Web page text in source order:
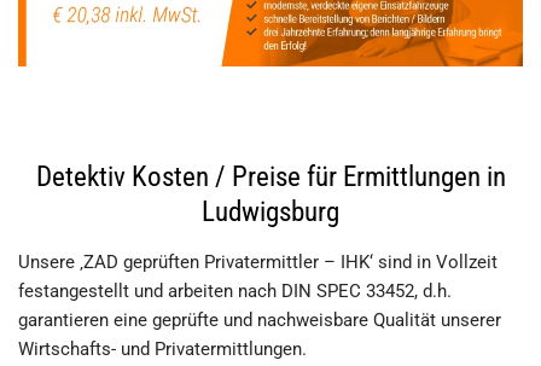
Detektiv Kosten / Preise für Ermittlungen in
Ludwigsburg
Unsere ‚ZAD geprüften Privatermittler – IHK‘ sind in Vollzeit
festangestellt und arbeiten nach DIN SPEC 33452, d.h.
garantieren eine geprüfte und nachweisbare Qualität unserer
Wirtschafts- und Privatermittlungen.